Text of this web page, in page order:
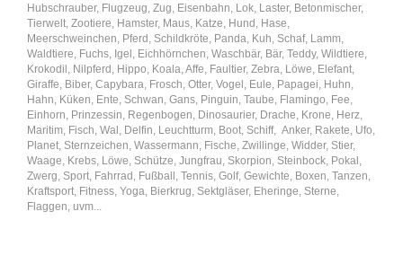
Hubschrauber, Flugzeug, Zug, Eisenbahn, Lok, Laster, Betonmischer,
Tierwelt, Zootiere, Hamster, Maus, Katze, Hund, Hase,
Meerschweinchen, Pferd, Schildkröte, Panda, Kuh, Schaf, Lamm,
Waldtiere, Fuchs, Igel, Eichhörnchen, Waschbär, Bär, Teddy, Wildtiere,
Krokodil, Nilpferd, Hippo, Koala, Affe, Faultier, Zebra, Löwe, Elefant,
Giraffe, Biber, Capybara, Frosch, Otter, Vogel, Eule, Papagei, Huhn,
Hahn, Küken, Ente, Schwan, Gans, Pinguin, Taube, Flamingo, Fee,
Einhorn, Prinzessin, Regenbogen, Dinosaurier, Drache, Krone, Herz,
Maritim, Fisch, Wal, Delfin, Leuchtturm, Boot, Schiff, Anker, Rakete, Ufo,
Planet, Sternzeichen, Wassermann, Fische, Zwillinge, Widder, Stier,
Waage, Krebs, Löwe, Schütze, Jungfrau, Skorpion, Steinbock, Pokal,
Zwerg, Sport, Fahrrad, Fußball, Tennis, Golf, Gewichte, Boxen, Tanzen,
Kraftsport, Fitness, Yoga, Bierkrug, Sektgläser, Eheringe, Sterne,
Flaggen, uvm...